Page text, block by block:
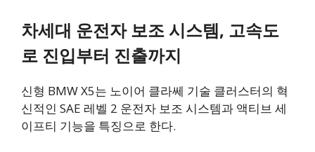
차세대 운전자 보조 시스템, 고속도
로 진입부터 진출까지
신형 BMW X5는 노이어 클라쎄 기술 클러스터의 혁
신적인 SAE 레벨 2 운전자 보조 시스템과 액티브 세
이프티 기능을 특징으로 한다.